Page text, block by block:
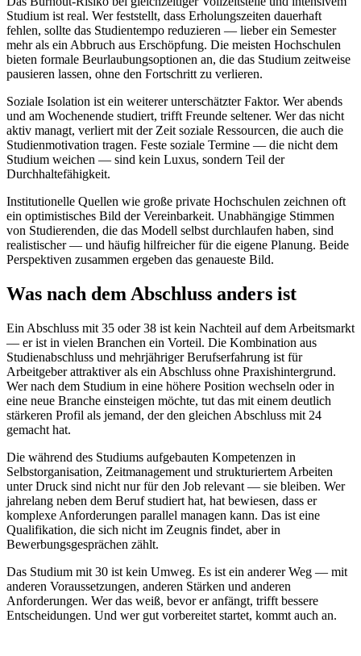
Studium ist real. Wer feststellt, dass Erholungszeiten dauerhaft
fehlen, sollte das Studientempo reduzieren — lieber ein Semester
mehr als ein Abbruch aus Erschöpfung. Die meisten Hochschulen
bieten formale Beurlaubungsoptionen an, die das Studium zeitweise
pausieren lassen, ohne den Fortschritt zu verlieren.
Soziale Isolation ist ein weiterer unterschätzter Faktor. Wer abends
und am Wochenende studiert, trifft Freunde seltener. Wer das nicht
aktiv managt, verliert mit der Zeit soziale Ressourcen, die auch die
Studienmotivation tragen. Feste soziale Termine — die nicht dem
Studium weichen — sind kein Luxus, sondern Teil der
Durchhaltefähigkeit.
Institutionelle Quellen wie große private Hochschulen zeichnen oft
ein optimistisches Bild der Vereinbarkeit. Unabhängige Stimmen
von Studierenden, die das Modell selbst durchlaufen haben, sind
realistischer — und häufig hilfreicher für die eigene Planung. Beide
Perspektiven zusammen ergeben das genaueste Bild.
Was nach dem Abschluss anders ist
Ein Abschluss mit 35 oder 38 ist kein Nachteil auf dem Arbeitsmarkt
— er ist in vielen Branchen ein Vorteil. Die Kombination aus
Studienabschluss und mehrjähriger Berufserfahrung ist für
Arbeitgeber attraktiver als ein Abschluss ohne Praxishintergrund.
Wer nach dem Studium in eine höhere Position wechseln oder in
eine neue Branche einsteigen möchte, tut das mit einem deutlich
stärkeren Profil als jemand, der den gleichen Abschluss mit 24
gemacht hat.
Die während des Studiums aufgebauten Kompetenzen in
Selbstorganisation, Zeitmanagement und strukturiertem Arbeiten
unter Druck sind nicht nur für den Job relevant — sie bleiben. Wer
jahrelang neben dem Beruf studiert hat, hat bewiesen, dass er
komplexe Anforderungen parallel managen kann. Das ist eine
Qualifikation, die sich nicht im Zeugnis findet, aber in
Bewerbungsgesprächen zählt.
Das Studium mit 30 ist kein Umweg. Es ist ein anderer Weg — mit
anderen Voraussetzungen, anderen Stärken und anderen
Anforderungen. Wer das weiß, bevor er anfängt, trifft bessere
Entscheidungen. Und wer gut vorbereitet startet, kommt auch an.